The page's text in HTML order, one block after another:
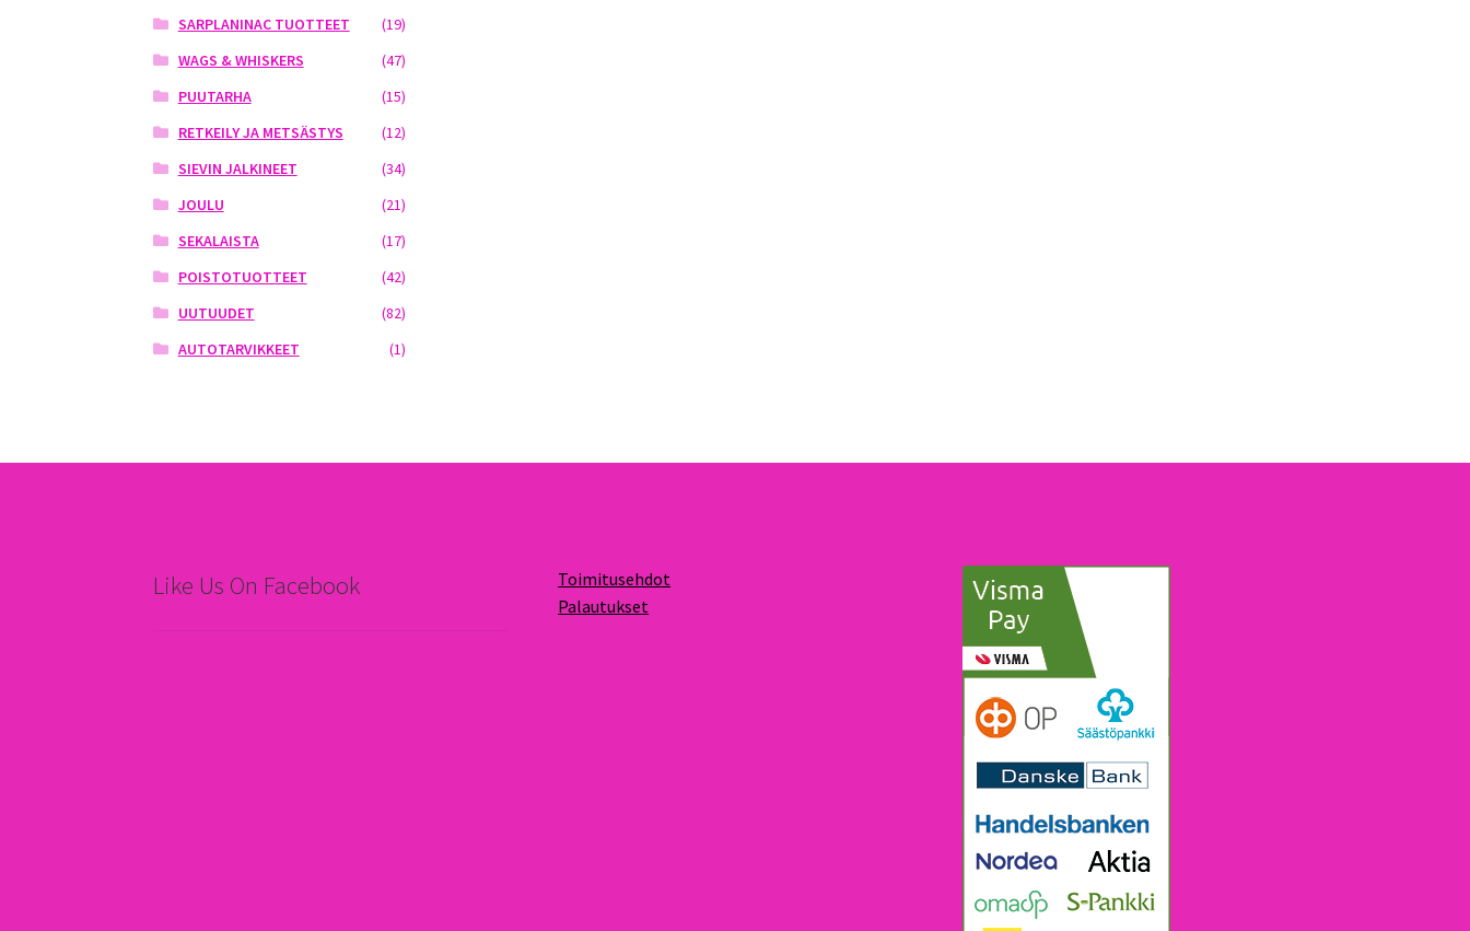
SARPLANINAC TUOTTEET
(19)
WAGS & WHISKERS
(47)
PUUTARHA
(15)
RETKEILY JA METSÄSTYS
(12)
SIEVIN JALKINEET
(34)
JOULU
(21)
SEKALAISTA
(17)
POISTOTUOTTEET
(42)
UUTUUDET
(82)
AUTOTARVIKKEET
(1)
Like Us On Facebook
Toimitusehdot
Palautukset